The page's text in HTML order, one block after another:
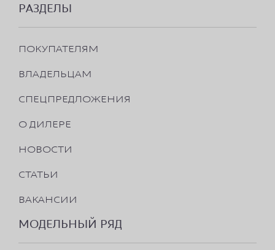
РАЗДЕЛЫ
ПОКУПАТЕЛЯМ
ВЛАДЕЛЬЦАМ
СПЕЦПРЕДЛОЖЕНИЯ
О ДИЛЕРЕ
НОВОСТИ
СТАТЬИ
ВАКАНСИИ
МОДЕЛЬНЫЙ РЯД